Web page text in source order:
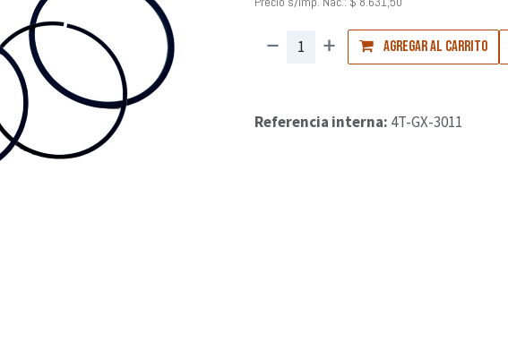
Agregar al carrito
Referencia interna: 4T-GX-3011